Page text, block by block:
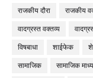
राजकीय दौरा
राजकीय
वादग्रस्त वक्तव्य
विषबाधा
शाईफेक
सामाजिक
सामाजिक